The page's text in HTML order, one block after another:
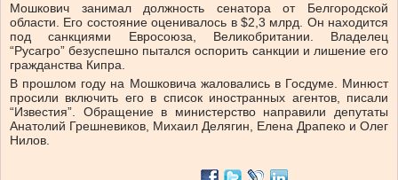
Мошкович занимал должность сенатора от Белгородской
области. Его состояние оценивалось в $2,3 млрд. Он находится
под санкциями Евросоюза, Великобритании. Владелец
“Русагро” безуспешно пытался оспорить санкции и лишение его
гражданства Кипра.
В прошлом году на Мошковича жаловались в Госдуме. Минюст
просили включить его в список иностранных агентов, писали
“Известия”. Обращение в министерство направили депутаты
Анатолий Грешневиков, Михаил Делягин, Елена Драпеко и Олег
Нилов.